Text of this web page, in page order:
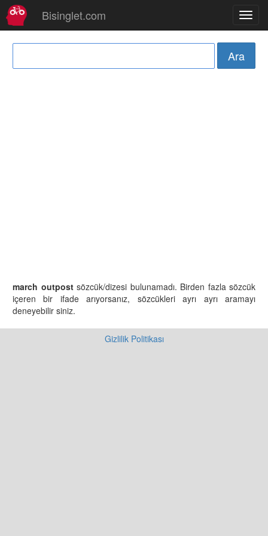
Bisinglet.com
march outpostsözcük/dizesi bulunamadı. Birden fazla sözcük
içeren bir ifade arıyorsanız, sözcükleri ayrı ayrı aramayı
deneyebilir siniz.
Gizlilik Politikası